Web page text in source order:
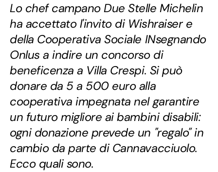
Lo chef campano Due Stelle Michelin
ha accettato l'invito di Wishraiser e
della Cooperativa Sociale INsegnando
Onlus a indire un concorso di
beneficenza a Villa Crespi. Si può
donare da 5 a 500 euro alla
cooperativa impegnata nel garantire
un futuro migliore ai bambini disabili:
ogni donazione prevede un "regalo" in
cambio da parte di Cannavacciuolo.
Ecco quali sono.